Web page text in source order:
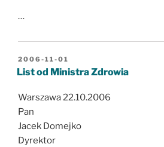
…
OPUBLIKOWANE
W
2006-11-01
List od Ministra Zdrowia
Warszawa 22.10.2006
Pan
Jacek Domejko
Dyrektor